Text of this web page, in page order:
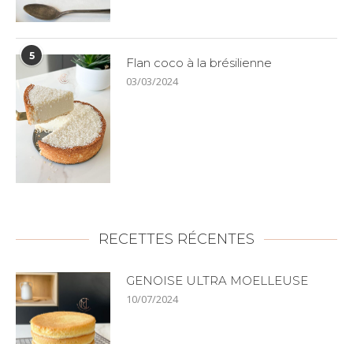
5
Flan coco à la brésilienne
03/03/2024
RECETTES RÉCENTES
GENOISE ULTRA MOELLEUSE
10/07/2024